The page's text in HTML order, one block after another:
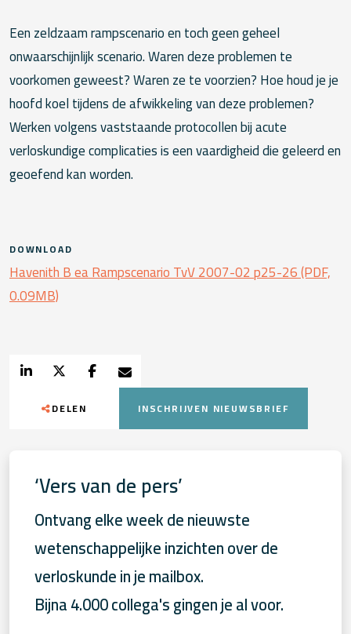
Een zeldzaam rampscenario en toch geen geheel
onwaarschijnlijk scenario. Waren deze problemen te
voorkomen geweest? Waren ze te voorzien? Hoe houd je je
hoofd koel tijdens de afwikkeling van deze problemen?
Werken volgens vaststaande protocollen bij acute
verloskundige complicaties is een vaardigheid die geleerd en
geoefend kan worden.
DOWNLOAD
Havenith B ea Rampscenario TvV 2007-02 p25-26 (PDF,
0.09MB)
DELEN INSCHRIJVEN NIEUWSBRIEF
‘Vers van de pers’
Ontvang elke week de nieuwste
wetenschappelijke inzichten over de
verloskunde in je mailbox.
Bijna 4.000 collega's gingen je al voor.